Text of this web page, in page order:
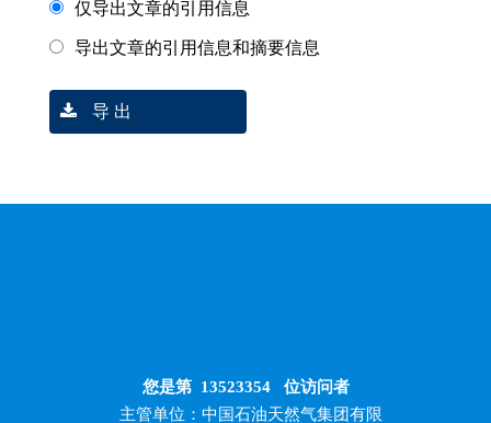
仅导出文章的引用信息
导出文章的引用信息和摘要信息
导 出
您是第 13523354位访问者
主管单位：中国石油天然气集团有限